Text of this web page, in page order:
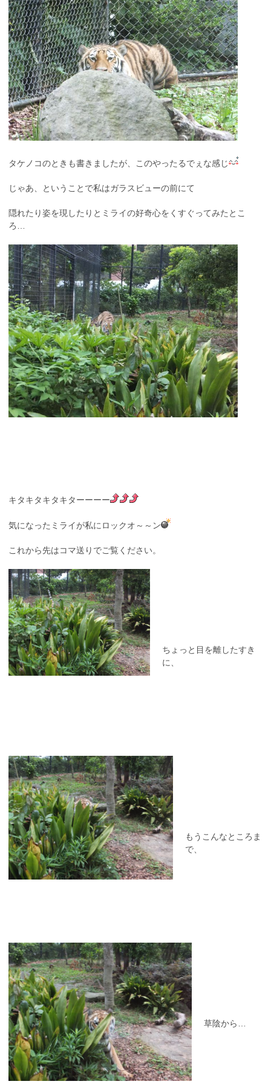
タケノコのときも書きましたが、このやったるでぇな感じ
じゃあ、ということで私はガラスビューの前にて
隠れたり姿を現したりとミライの好奇心をくすぐってみたとこ
ろ…
キタキタキタキターーーー
気になったミライが私にロックオ～～ン
これから先はコマ送りでご覧ください。
ちょっと目を離したすき
に、
もうこんなところま
で、
草陰から…